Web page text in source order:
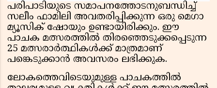
പരിപാടിയുടെ സമാപനത്തോടനുബന്ധിച്ച്
സലീം ഫാമിലി അവതരിപ്പിക്കുന്ന ഒരു മെഗാ
മ്യൂസിക് ഷോയും ഉണ്ടായിരിക്കും. ഈ
പാചക മത്സരത്തിൽ തിരഞ്ഞെടുക്കപ്പെടുന്ന
25 മത്സരാർത്ഥികൾക്ക് മാത്രമാണ്
പങ്കെടുക്കാൻ അവസരം ലഭിക്കുക.
ലോകത്തെവിടെയുമുള്ള പാചകത്തിൽ